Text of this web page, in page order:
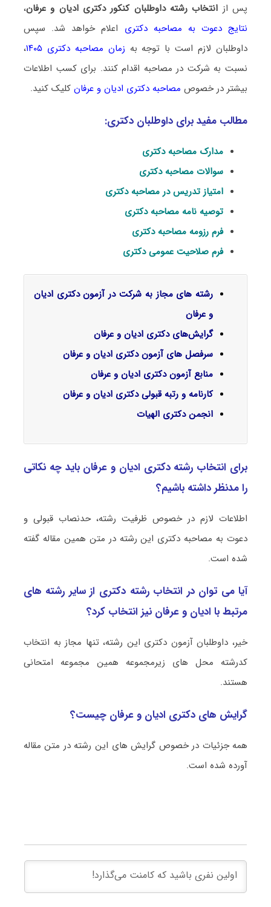
پس از انتخاب رشته داوطلبان کنکور دکتری ادیان و عرفان،
نتایج دعوت به مصاحبه دکتری اعلام خواهد شد. سپس
داوطلبان لازم است با توجه به زمان مصاحبه دکتری ۱۴۰۵
،
نسبت به شرکت در مصاحبه اقدام کنند. برای کسب اطلاعات
بیشتر در خصوص مصاحبه دکتری ادیان و عرفانکلیک کنید.
مطالب مفید برای داوطلبان دکتری:
مدارک مصاحبه دکتری
سوالات مصاحبه دکتری
امتیاز تدریس در مصاحبه دکتری
توصیه نامه مصاحبه دکتری
فرم رزومه مصاحبه دکتری
فرم صلاحیت عمومی دکتری
رشته های مجاز به شرکت در آزمون دکتری ادیان
و عرفان
گرایش‌های دکتری ادیان و عرفان
سرفصل‌ های آزمون دکتری ادیان و عرفان
منابع آزمون دکتری ادیان و عرفان
کارنامه و رتبه قبولی دکتری ادیان و عرفان
انجمن دکتری الهیات
برای انتخاب رشته دکتری ادیان و عرفان باید چه نکاتی
را مدنظر داشته باشیم؟
اطلاعات لازم در خصوص ظرفیت رشته، حدنصاب قبولی و
دعوت به مصاحبه دکتری این رشته در متن همین مقاله گفته
شده است.
آیا می توان در انتخاب رشته دکتری از سایر رشته های
مرتبط با ادیان و عرفان نیز انتخاب کرد؟
خیر، داوطلبان آزمون دکتری این رشته، تنها مجاز به انتخاب
کدرشته محل های زیرمجموعه همین مجموعه امتحانی
هستند.
گرایش های دکتری ادیان و عرفان چیست؟
همه جزئیات در خصوص گرایش های این رشته در متن مقاله
آورده شده است.